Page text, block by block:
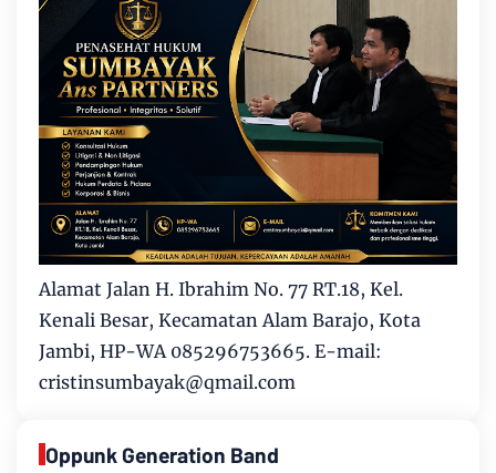
Alamat Jalan H. Ibrahim No. 77 RT.18, Kel.
Kenali Besar, Kecamatan Alam Barajo, Kota
Jambi, HP-WA 085296753665. E-mail:
cristinsumbayak@qmail.com
Oppunk Generation Band